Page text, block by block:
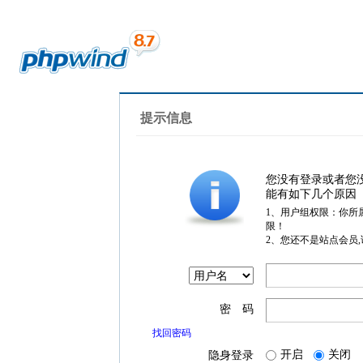
提示信息
您没有登录或者您
能有如下几个原因
1、用户组权限：你所
限！
2、您还不是站点会员
密 码
找回密码
隐身登录 开启 关闭